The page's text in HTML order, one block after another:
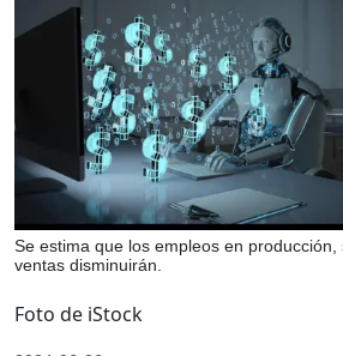
Se estima que los empleos en producción,
ventas disminuirán.
Foto de iStock